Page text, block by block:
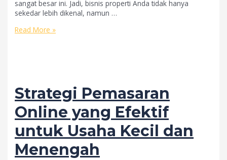
sangat besar ini. Jadi, bisnis properti Anda tidak hanya
sekedar lebih dikenal, namun …
Jasa
Properti
Dari
Property
Lounge
Read More »
Strategi Pemasaran
Online yang Efektif
untuk Usaha Kecil dan
Menengah